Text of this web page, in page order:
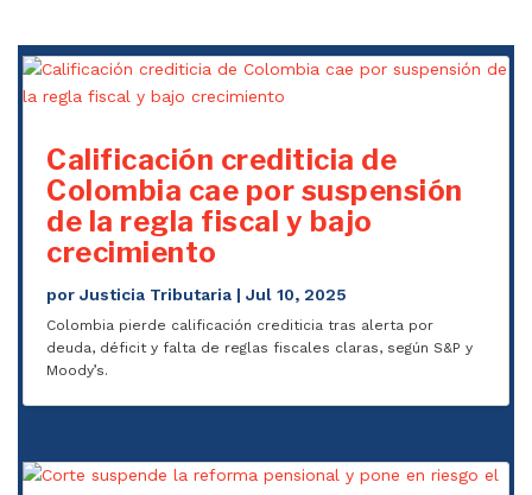
Calificación crediticia de
Colombia cae por suspensión
de la regla fiscal y bajo
crecimiento
porJusticia Tributaria |Jul 10, 2025
Colombia pierde calificación crediticia tras alerta por
deuda, déficit y falta de reglas fiscales claras, según S&P y
Moody’s.